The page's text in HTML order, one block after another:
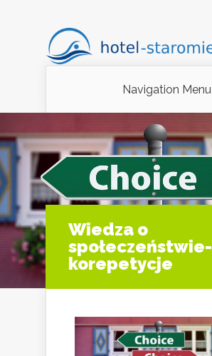
Navigation Menu
Wiedza o
społeczeństwie-
korepetycje